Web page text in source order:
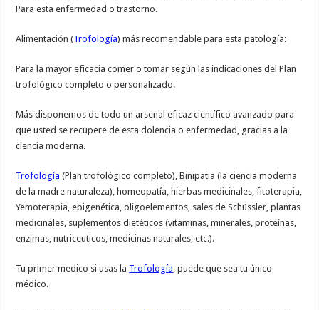
Para esta enfermedad o trastorno.
Alimentación (Trofología) más recomendable para esta patología:
Para la mayor eficacia comer o tomar según las indicaciones del Plan
trofológico completo o personalizado.
Más disponemos de todo un arsenal eficaz científico avanzado para
que usted se recupere de esta dolencia o enfermedad, gracias a la
ciencia moderna.
Trofología (Plan trofológico completo), Binipatia (la ciencia moderna
de la madre naturaleza), homeopatía, hierbas medicinales, fitoterapia,
Yemoterapia, epigenética, oligoelementos, sales de Schüssler, plantas
medicinales, suplementos dietéticos (vitaminas, minerales, proteínas,
enzimas, nutriceuticos, medicinas naturales, etc.).
Tu primer medico si usas la Trofología, puede que sea tu único
médico.